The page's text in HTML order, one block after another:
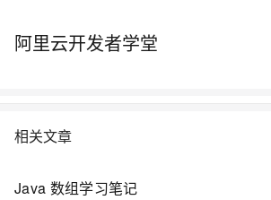
阿里云开发者学堂
相关文章
Java 数组学习笔记